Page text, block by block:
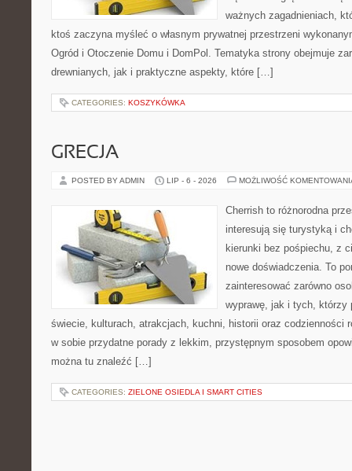
ważnych zagadnieniach,
ktoś zaczyna myśleć o własnym prywatnej przestrzeni
Ogród i Otoczenie Domu i DomPol. Tematyka strony obejmuje
drewnianych, jak i praktyczne aspekty, które […]
CATEGORIES: KOSZYKÓWKA
GRECJA
POSTED BY ADMIN LIP - 6 - 2026 MOŻLIWOŚĆ
Cherrish to różnorodna
interesują się turystyką i
kierunki bez pośpiechu, z
nowe doświadczenia. To
zainteresować zarówno
wyprawę, jak i tych, którzy
świecie, kulturach, atrakcjach, kuchni, historii oraz codzienności
w sobie przydatne porady z lekkim, przystępnym sposobem
można tu znaleźć […]
CATEGORIES: ZIELONE OSIEDLA I SMART CITIES